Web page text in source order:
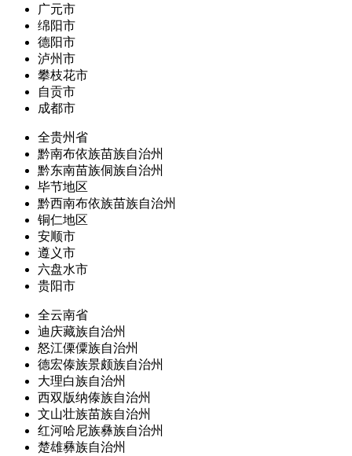
广元市
绵阳市
德阳市
泸州市
攀枝花市
自贡市
成都市
全贵州省
黔南布依族苗族自治州
黔东南苗族侗族自治州
毕节地区
黔西南布依族苗族自治州
铜仁地区
安顺市
遵义市
六盘水市
贵阳市
全云南省
迪庆藏族自治州
怒江傈僳族自治州
德宏傣族景颇族自治州
大理白族自治州
西双版纳傣族自治州
文山壮族苗族自治州
红河哈尼族彝族自治州
楚雄彝族自治州